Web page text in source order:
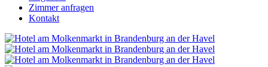
Zimmer anfragen
Kontakt